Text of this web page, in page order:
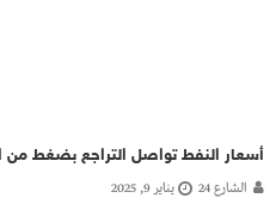
أسعار النفط تواصل التراجع بضغط من
الشارع 24 يناير 9, 2025